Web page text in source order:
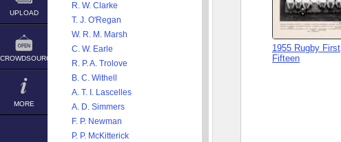
UPLOAD
CROWDSOURCE
MORE
R. W. Clarke
T. J. O'Regan
W. R. M. Marsh
C. W. Earle
R. P. A. Trolove
B. C. Withell
A. T. I. Lascelles
A. D. Simmers
F. P. Newman
P. P. McKitterick
1955 Rugby First
Fifteen